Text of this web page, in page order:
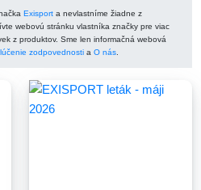
Exisport a nevlastníme žiadne z
webovú stránku vlastníka značky pre viac
z produktov. Sme len informačná webová
zodpovednosti a O nás